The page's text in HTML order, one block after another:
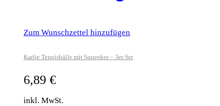
Zum Wunschzettel hinzufügen
Karlie Tennisbälle mit Squeeker – 3er Set
6,89 €
inkl. MwSt.